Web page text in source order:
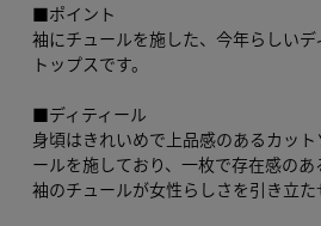
■ポイント
袖にチュールを施した、今年らしい
トップスです。
■ディティール
身頃はきれいめで上品感のあるカッ
ールを施しており、一枚で存在感のあ
袖のチュールが女性らしさを引き立た